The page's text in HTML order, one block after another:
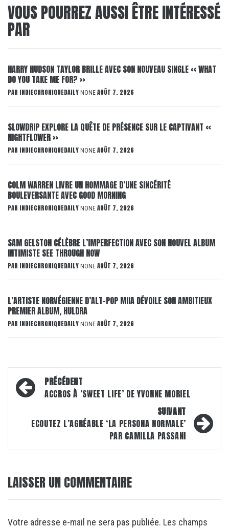
VOUS POURREZ AUSSI ÊTRE INTÉRESSÉ
PAR
HARRY HUDSON TAYLOR BRILLE AVEC SON NOUVEAU SINGLE « WHAT
DO YOU TAKE ME FOR? »
PAR INDIECHRONIQUEDAILY NONE AOÛT 7, 2026
SLOWDRIP EXPLORE LA QUÊTE DE PRÉSENCE SUR LE CAPTIVANT «
NIGHTFLOWER »
PAR INDIECHRONIQUEDAILY NONE AOÛT 7, 2026
COLM WARREN LIVRE UN HOMMAGE D’UNE SINCÉRITÉ
BOULEVERSANTE AVEC GOOD MORNING
PAR INDIECHRONIQUEDAILY NONE AOÛT 7, 2026
SAM GELSTON CÉLÈBRE L’IMPERFECTION AVEC SON NOUVEL ALBUM
INTIMISTE SEE THROUGH NOW
PAR INDIECHRONIQUEDAILY NONE AOÛT 7, 2026
L’ARTISTE NORVÉGIENNE D’ALT-POP MIIA DÉVOILE SON AMBITIEUX
PREMIER ALBUM, HULDRA
PAR INDIECHRONIQUEDAILY NONE AOÛT 7, 2026
Navigation
d’article
PRÉCÉDENT
ACCROS À ‘SWEET LIFE’ DE YVONNE MORIEL
SUIVANT
ECOUTEZ L’AGRÉABLE ‘LA PERSONA NORMALE’
PAR CAMILLA PASSANI
LAISSER UN COMMENTAIRE
Votre adresse e-mail ne sera pas publiée. Les champs